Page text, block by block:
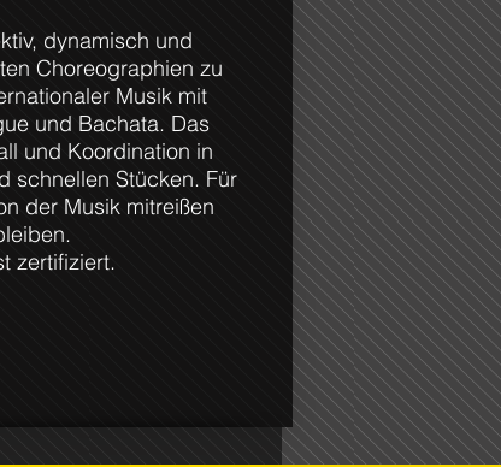
dynamisch und
Choreographien zu
Musik mit
und Bachata. Das
und Koordination in
schnellen Stücken. Für
der Musik mitreißen
zertifiziert.